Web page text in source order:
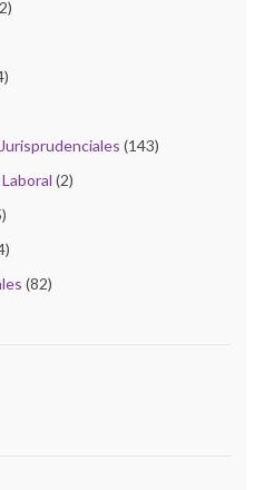
(143)
(2)
(82)